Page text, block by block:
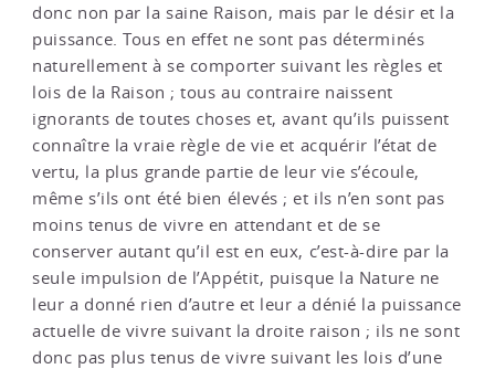
donc non par la saine Raison, mais par le désir et la
puissance. Tous en effet ne sont pas déterminés
naturellement à se comporter suivant les règles et
lois de la Raison ; tous au contraire naissent
ignorants de toutes choses et, avant qu’ils puissent
connaître la vraie règle de vie et acquérir l’état de
vertu, la plus grande partie de leur vie s’écoule,
même s’ils ont été bien élevés ; et ils n’en sont pas
moins tenus de vivre en attendant et de se
conserver autant qu’il est en eux, c’est-à-dire par la
seule impulsion de l’Appétit, puisque la Nature ne
leur a donné rien d’autre et leur a dénié la puissance
actuelle de vivre suivant la droite raison ; ils ne sont
donc pas plus tenus de vivre suivant les lois d’une